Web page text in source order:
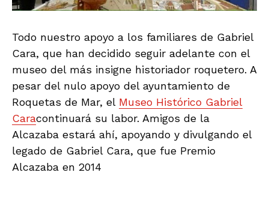
Todo nuestro apoyo a los familiares de Gabriel
Cara, que han decidido seguir adelante con el
museo del más insigne historiador roquetero. A
pesar del nulo apoyo del ayuntamiento de
Roquetas de Mar, el Museo Histórico Gabriel
Caracontinuará su labor. Amigos de la
Alcazaba estará ahí, apoyando y divulgando el
legado de Gabriel Cara, que fue Premio
Alcazaba en 2014